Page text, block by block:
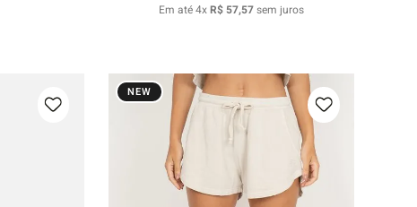
Em até4xR$ 57,57sem juros
NEW